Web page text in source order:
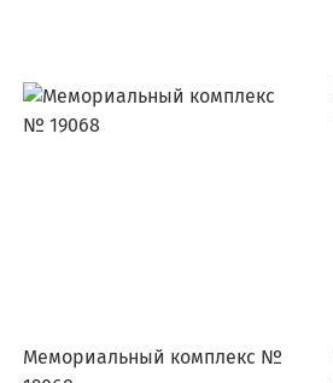
Мемориальный комплекс №